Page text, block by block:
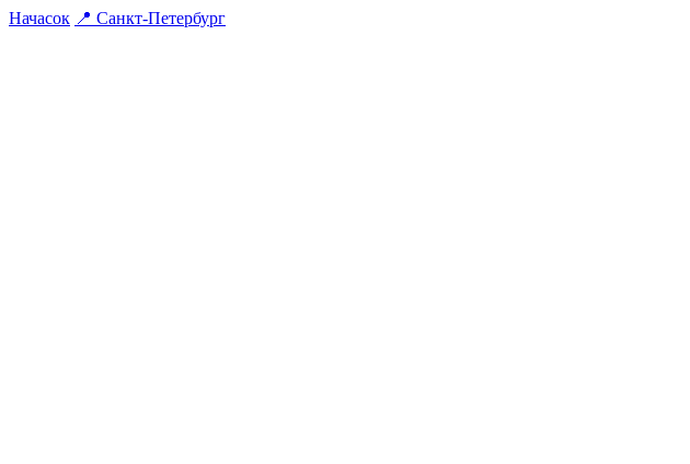
Начасок 📍 Санкт-Петербург